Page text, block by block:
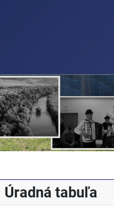
Úradná tabuľa